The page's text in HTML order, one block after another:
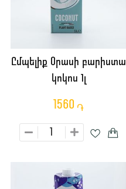
Ըմպելիք Օրասի բարիստա
կոկոս 1լ
1560 ֏